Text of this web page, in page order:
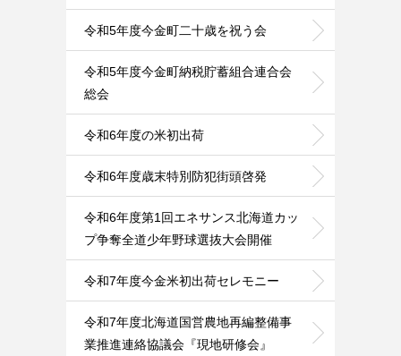
令和5年度今金町二十歳を祝う会
令和5年度今金町納税貯蓄組合連合会
総会
令和6年度の米初出荷
令和6年度歳末特別防犯街頭啓発
令和6年度第1回エネサンス北海道カッ
プ争奪全道少年野球選抜大会開催
令和7年度今金米初出荷セレモニー
令和7年度北海道国営農地再編整備事
業推進連絡協議会『現地研修会』